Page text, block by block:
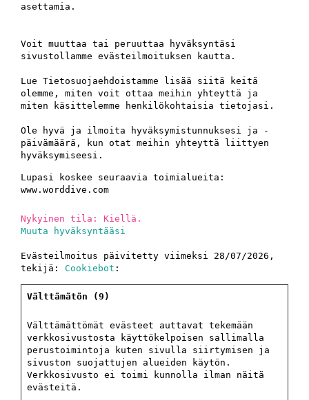
asettamia.
Voit muuttaa tai peruuttaa hyväksyntäsi
sivustollamme evästeilmoituksen kautta.
Lue Tietosuojaehdoistamme lisää siitä keitä
olemme, miten voit ottaa meihin yhteyttä ja
miten käsittelemme henkilökohtaisia tietojasi.
Ole hyvä ja ilmoita hyväksymistunnuksesi ja -
päivämäärä, kun otat meihin yhteyttä liittyen
hyväksymiseesi.
Lupasi koskee seuraavia toimialueita:
www.worddive.com
Nykyinen tila: Kiellä.
Muuta hyväksyntääsi
Evästeilmoitus päivitetty viimeksi 28/07/2026,
tekijä: Cookiebot :
Välttämätön (9)
Välttämättömät evästeet auttavat tekemään
verkkosivustosta käyttökelpoisen sallimalla
perustoimintoja kuten sivulla siirtymisen ja
sivuston suojattujen alueiden käytön.
Verkkosivusto ei toimi kunnolla ilman näitä
evästeitä.